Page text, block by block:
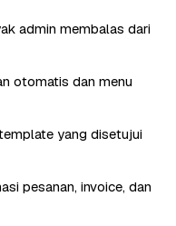
admin membalas dari
otomatis dan menu
yang disetujui
pesanan, invoice, dan